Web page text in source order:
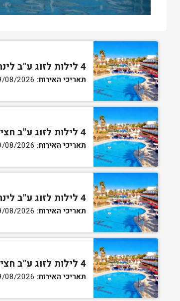
4 לילות לזוג ע"ב לינה וארוחת בוקר בחדר סטנדרט
תאריכי האירוח:
4 לילות לזוג ע"ב חצי פנסיון בחדר סטנדרט
תאריכי האירוח:
4 לילות לזוג ע"ב לינה וארוחת בוקר בחדר גן
תאריכי האירוח:
4 לילות לזוג ע"ב חצי פנסיון בחדר גן
תאריכי האירוח: